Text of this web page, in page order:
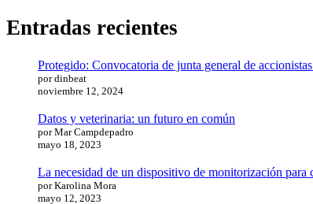
Entradas recientes
Protegido: Convocatoria de junta general de
por dinbeat
noviembre 12, 2024
Datos y veterinaria: un futuro en común
por Mar Campdepadro
mayo 18, 2023
La necesidad de un dispositivo de monitorización para
por Karolina Mora
mayo 12, 2023